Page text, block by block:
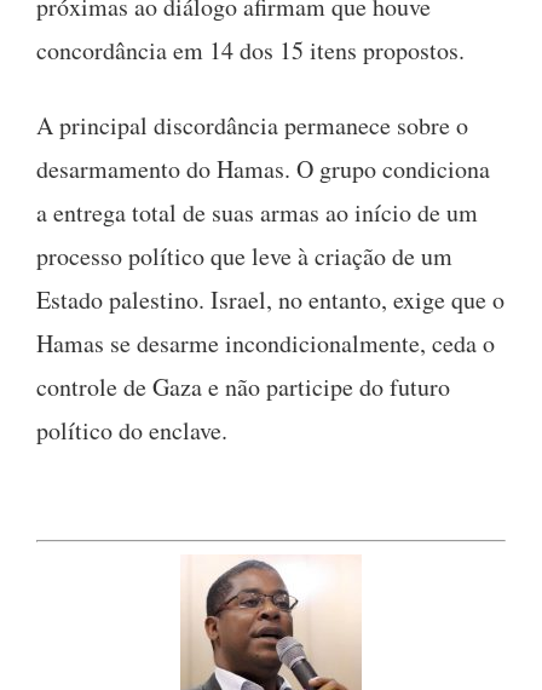
próximas ao diálogo afirmam que houve
concordância em 14 dos 15 itens propostos.
A principal discordância permanece sobre o
desarmamento do Hamas. O grupo condiciona
a entrega total de suas armas ao início de um
processo político que leve à criação de um
Estado palestino. Israel, no entanto, exige que o
Hamas se desarme incondicionalmente, ceda o
controle de Gaza e não participe do futuro
político do enclave.